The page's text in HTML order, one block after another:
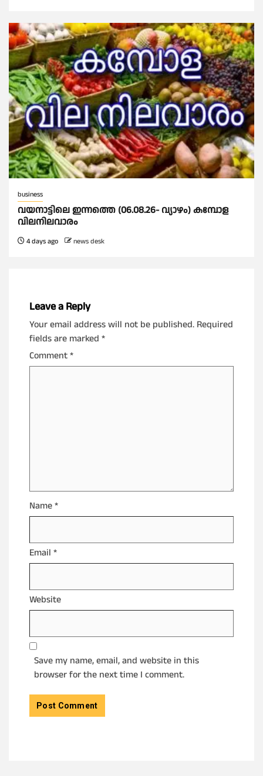
business
വയനാട്ടിലെ ഇന്നത്തെ (06.08.26- വ്യാഴം) കമ്പോള
വിലനിലവാരം
4 days ago news desk
Leave a Reply
Your email address will not be published. Required
fields are marked *
Comment*
Name*
Email *
Website
Save my name, email, and website in this
browser for the next time I comment.